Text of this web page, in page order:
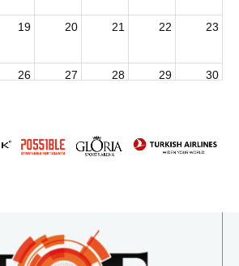
19 20 21 22 23
26 27 28 29 30